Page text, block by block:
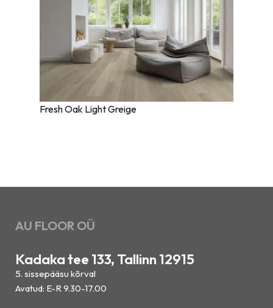
Fresh Oak Light Greige
AU FLOOR OÜ
Kadaka tee 133, Tallinn 12915
5. sissepääsu kõrval
Avatud: E-R 9.30-17.00